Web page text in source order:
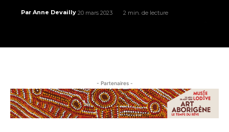
Par Anne Devailly 20 mars 2023 2 min. de lecture
- Partenaires -